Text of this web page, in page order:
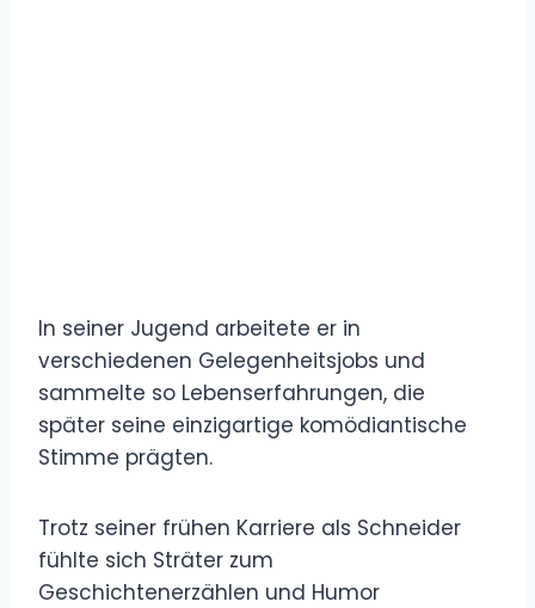
In seiner Jugend arbeitete er in
verschiedenen Gelegenheitsjobs und
sammelte so Lebenserfahrungen, die
später seine einzigartige komödiantische
Stimme prägten.
Trotz seiner frühen Karriere als Schneider
fühlte sich Sträter zum
Geschichtenerzählen und Humor